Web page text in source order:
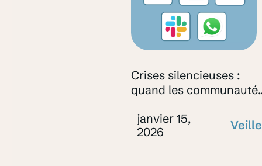
Crises silencieuses :
quand les
incubateurs
réputationnels
janvier 15,
2026
Veille